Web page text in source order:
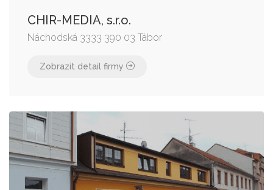
CHIR-MEDIA, s.r.o.
Náchodská 3333 390 03 Tábor
Zobrazit detail firmy